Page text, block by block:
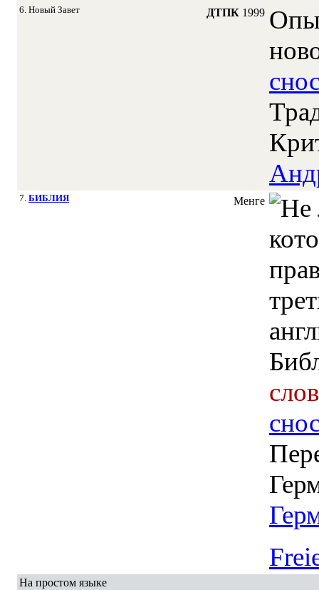
6. Новый Завет ДТПК 1999
7. БИБЛИЯ Менге
На простом языке